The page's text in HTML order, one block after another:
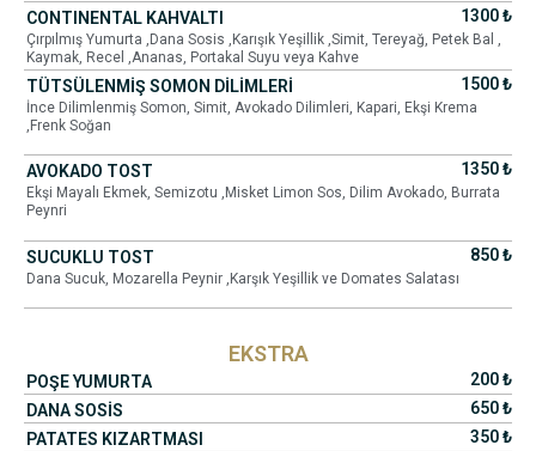
CONTINENTAL KAHVALTI 1300 ₺
Çırpılmış Yumurta ,Dana Sosis ,Karışık Yeşillik ,Simit, Tereyağ, Petek Bal ,
Kaymak, Recel ,Ananas, Portakal Suyu veya Kahve
TÜTSÜLENMİŞ SOMON DİLİMLERİ 1500 ₺
İnce Dilimlenmiş Somon, Simit, Avokado Dilimleri, Kapari, Ekşi Krema
,Frenk Soğan
AVOKADO TOST 1350 ₺
Ekşi Mayalı Ekmek, Semizotu ,Misket Limon Sos, Dilim Avokado, Burrata
Peynri
SUCUKLU TOST 850 ₺
Dana Sucuk, Mozarella Peynir ,Karşık Yeşillik ve Domates Salatası
EKSTRA
POŞE YUMURTA
200 ₺
DANA SOSIS
650 ₺
PATATES KIZARTMASI
350 ₺